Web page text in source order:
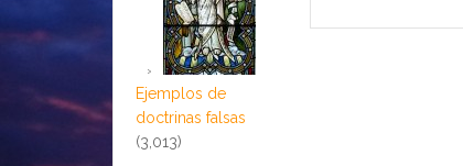
Ejemplos de
doctrinas falsas
(3,013)